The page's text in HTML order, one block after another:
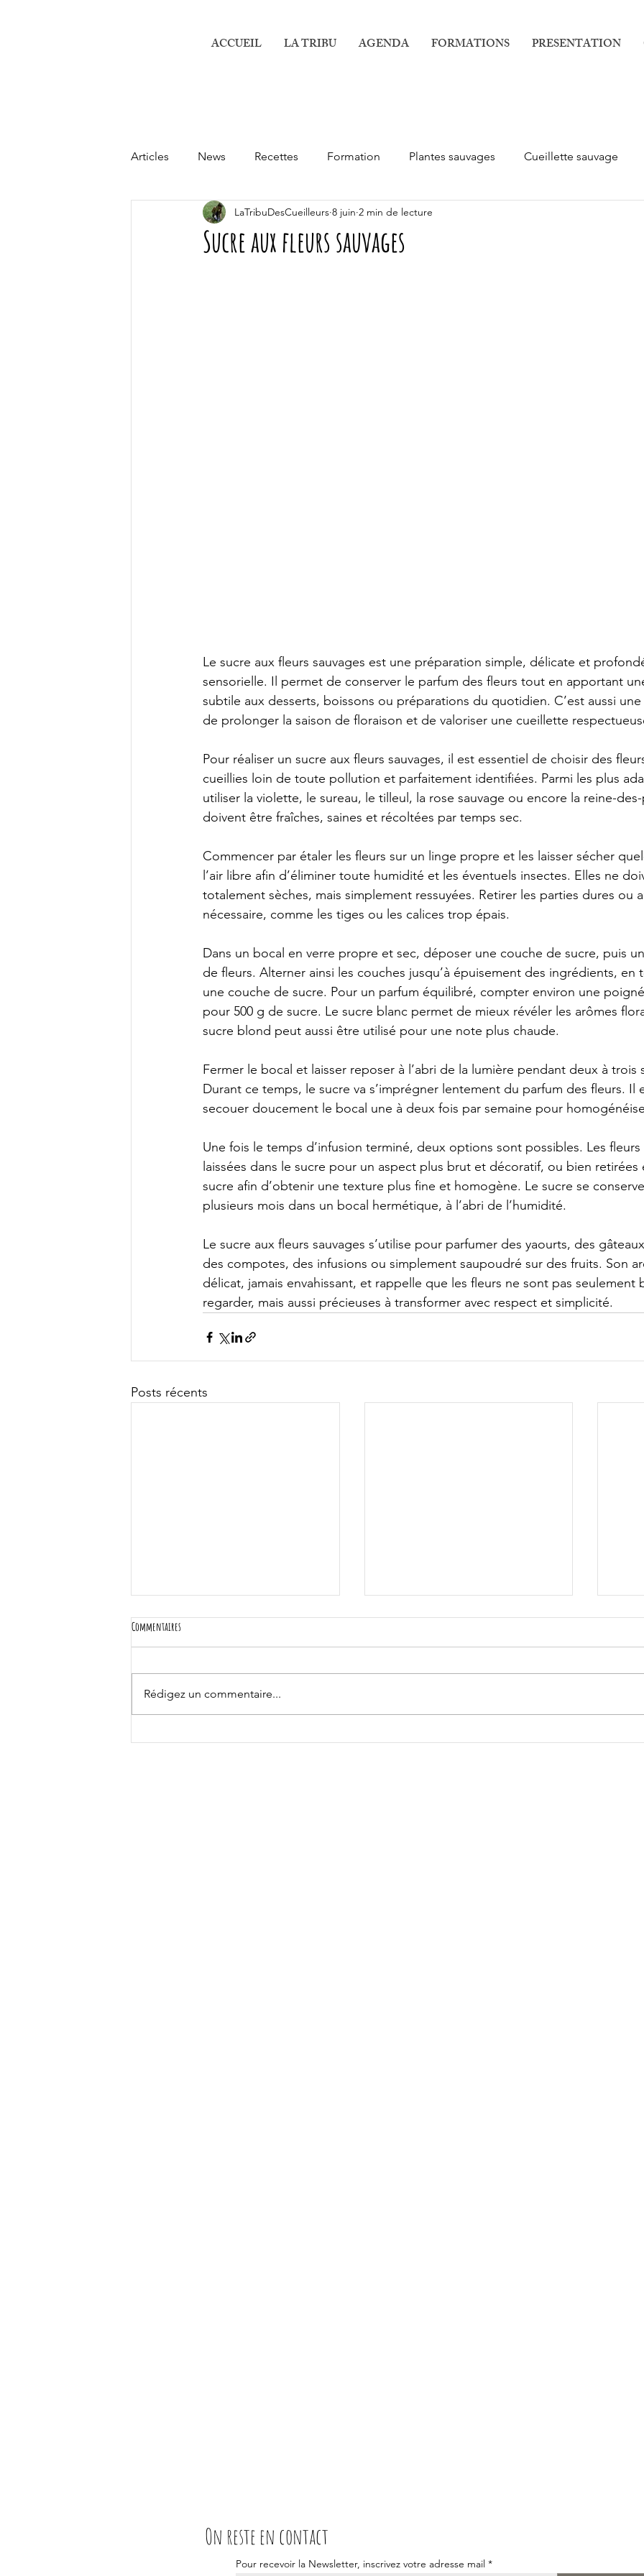
ACCUEIL LA TRIBU AGENDA FORMATIONS PRESENTATION
Articles News Recettes Formation Plantes sauvages Cueillette sauvage
Sucre aux fleurs sauvages
LaTribuDesCueilleurs 8 juin 2 min de lecture
Le sucre aux fleurs sauvages est une préparation simple, délicate et
sensorielle. Il permet de conserver le parfum des fleurs tout en apportant
subtile aux desserts, boissons ou préparations du quotidien. C’est aussi
de prolonger la saison de floraison et de valoriser une cueillette
Pour réaliser un sucre aux fleurs sauvages, il est essentiel de choisir des
cueillies loin de toute pollution et parfaitement identifiées. Parmi les plus
utiliser la violette, le sureau, le tilleul, la rose sauvage ou encore la reine-
doivent être fraîches, saines et récoltées par temps sec.
Commencer par étaler les fleurs sur un linge propre et les laisser sécher
l’air libre afin d’éliminer toute humidité et les éventuels insectes. Elles ne
totalement sèches, mais simplement ressuyées. Retirer les parties dures ou
nécessaire, comme les tiges ou les calices trop épais.
Dans un bocal en verre propre et sec, déposer une couche de sucre, puis
de fleurs. Alterner ainsi les couches jusqu’à épuisement des ingrédients, en
une couche de sucre. Pour un parfum équilibré, compter environ une
pour 500 g de sucre. Le sucre blanc permet de mieux révéler les arômes
sucre blond peut aussi être utilisé pour une note plus chaude.
Fermer le bocal et laisser reposer à l’abri de la lumière pendant deux à trois
Durant ce temps, le sucre va s’imprégner lentement du parfum des fleurs. Il
secouer doucement le bocal une à deux fois par semaine pour
Une fois le temps d’infusion terminé, deux options sont possibles. Les
laissées dans le sucre pour un aspect plus brut et décoratif, ou bien retirées
sucre afin d’obtenir une texture plus fine et homogène. Le sucre se
plusieurs mois dans un bocal hermétique, à l’abri de l’humidité.
Le sucre aux fleurs sauvages s’utilise pour parfumer des yaourts, des
des compotes, des infusions ou simplement saupoudré sur des fruits. Son
délicat, jamais envahissant, et rappelle que les fleurs ne sont pas seulement
regarder, mais aussi précieuses à transformer avec respect et simplicité.
Posts récents
Les mûres, gourmandes et médicinales
Commentaires
Rédigez un commentaire...
On reste en contact
Pour recevoir la Newsletter, inscrivez votre adresse mail